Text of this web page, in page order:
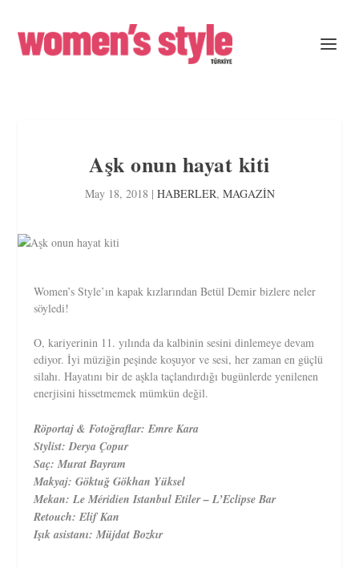
Aşk onun hayat kiti
May 18, 2018| HABERLER, MAGAZİN
Women’s Style’ın kapak kızlarından Betül Demir bizlere neler
söyledi!
O, kariyerinin 11. yılında da kalbinin sesini dinlemeye devam
ediyor. İyi müziğin peşinde koşuyor ve sesi, her zaman en güçlü
silahı. Hayatını bir de aşkla taçlandırdığı bugünlerde yenilenen
enerjisini hissetmemek mümkün değil.
Röportaj & Fotoğraflar: Emre Kara
Stylist: Derya Çopur
Saç: Murat Bayram
Makyaj: Göktuğ Gökhan Yüksel
Mekan: Le Méridien Istanbul Etiler – L’Eclipse Bar
Retouch: Elif Kan
Işık asistanı: Müjdat Bozkır